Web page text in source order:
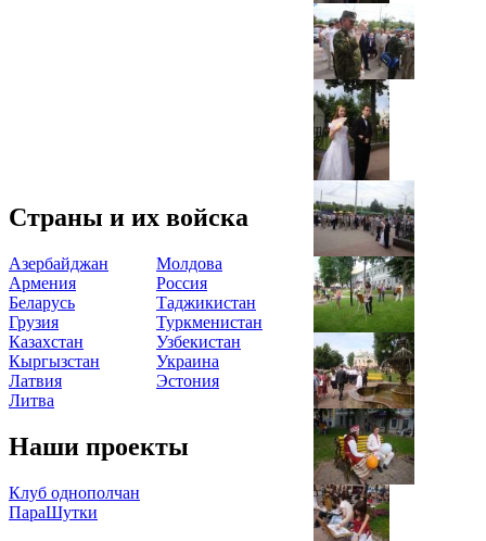
Страны и их войска
Азербайджан
Армения
Беларусь
Грузия
Казахстан
Кыргызстан
Латвия
Литва
Молдова
Россия
Таджикистан
Туркменистан
Узбекистан
Украина
Эстония
Наши проекты
Клуб однополчан
ПараШутки